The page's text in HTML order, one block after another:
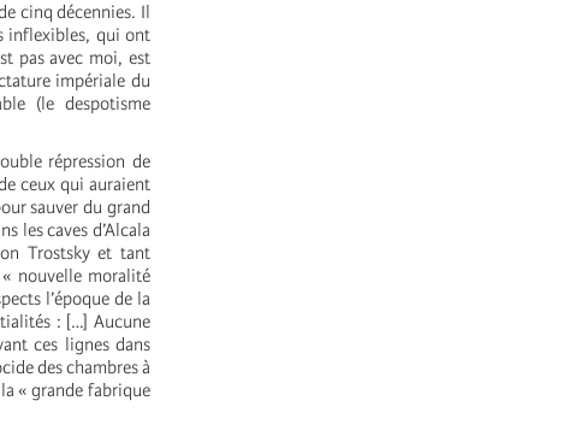
cinq décennies. Il
inflexibles, qui ont
pas avec moi, est
impériale du
(le despotisme
répression de
ceux qui auraient
sauver du grand
les caves d’Alcala
Trostsky et tant
nouvelle moralité
l’époque de la
: […] Aucune
ces lignes dans
des chambres à
« grande fabrique